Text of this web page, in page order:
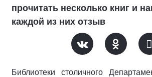
прочитать несколько книг и
каждой из них отзыв
Библиотеки столичного